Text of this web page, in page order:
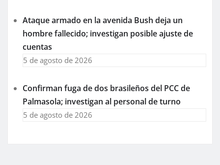
Ataque armado en la avenida Bush deja un
hombre fallecido; investigan posible ajuste de
cuentas
5 de agosto de 2026
Confirman fuga de dos brasileños del PCC de
Palmasola; investigan al personal de turno
5 de agosto de 2026